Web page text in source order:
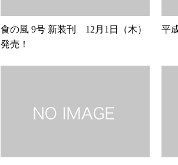
食の風 9号 新装刊 12月1日（木）
発売！
平